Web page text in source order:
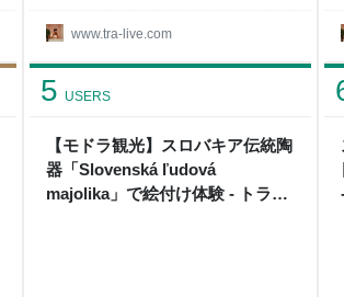
www.tra-live.com
【モドラ観光】スロバキア伝統陶
器「Slovenská ľudová
majolika」で絵付け体験 - トラリ
5 USERS